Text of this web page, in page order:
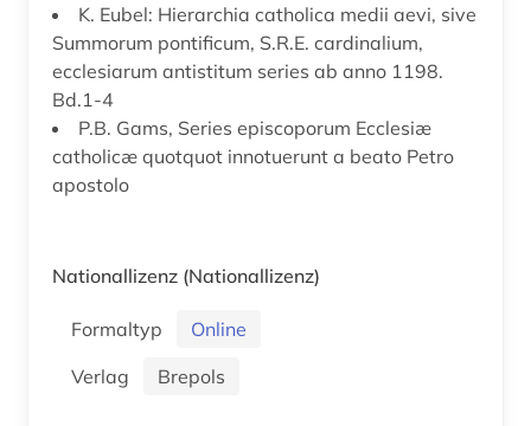
K. Eubel: Hierarchia catholica medii aevi, sive
Summorum pontificum, S.R.E. cardinalium,
ecclesiarum antistitum series ab anno 1198.
Bd.1-4
P.B. Gams, Series episcoporum Ecclesiæ
catholicæ quotquot innotuerunt a beato Petro
apostolo
Nationallizenz (Nationallizenz)
Formaltyp
Online
Verlag
Brepols